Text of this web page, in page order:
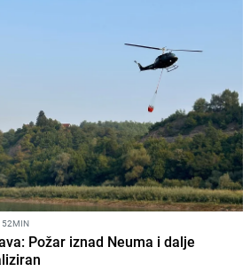
52MIN
Požar iznad Neuma i dalje